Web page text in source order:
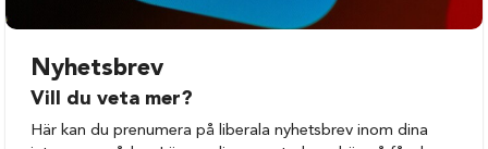
Nyhetsbrev
Vill du veta mer?
Här kan du prenumera på liberala nyhetsbrev inom dina